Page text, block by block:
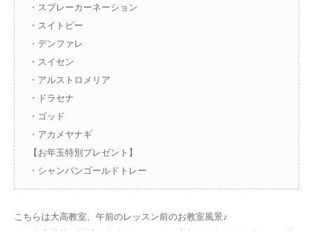
・スプレーカーネーション
・スイトピー
・デンファレ
・スイセン
・アルストロメリア
・ドラセナ
・ゴッド
・アカメヤナギ
【お年玉特別プレゼント】
・シャンパンゴールドトレー
こちらは大高教室、午前のレッスン前のお教室風景♪